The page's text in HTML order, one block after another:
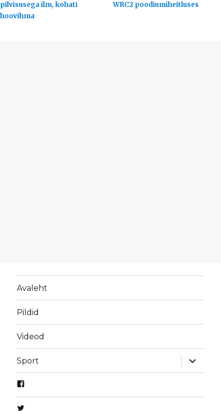
pilvisusega ilm, kohati
hoovihma
WRC2 poodiumiheitluses
Avaleht
Pildid
Videod
Sport
laienda